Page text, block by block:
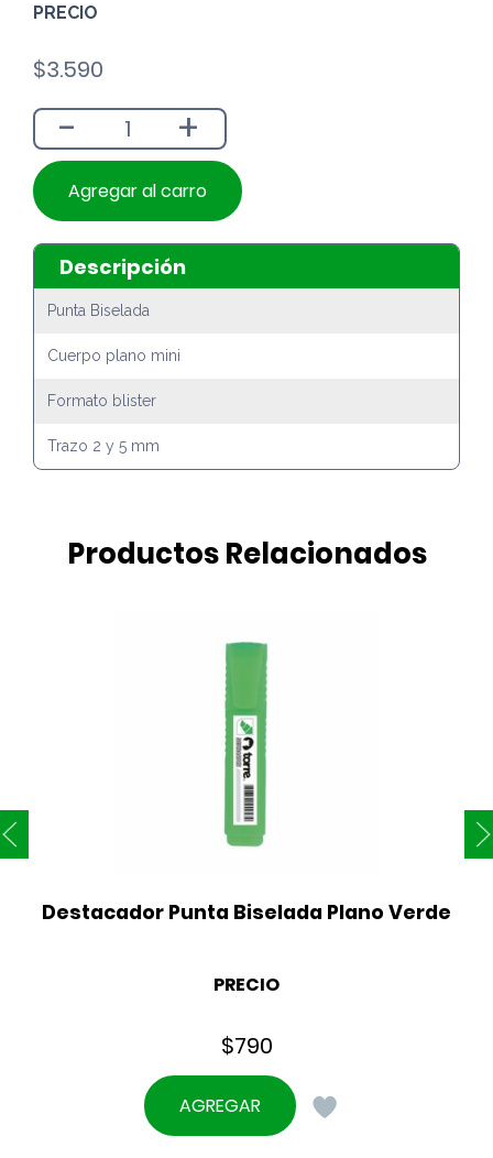
PRECIO
$3.590
- +
Agregar al carro
Descripción
Punta Biselada
Cuerpo plano mini
Formato blister
Trazo 2 y 5 mm
Productos Relacionados
Destacador Punta Biselada Plano Verde
PRECIO
$790
AGREGAR